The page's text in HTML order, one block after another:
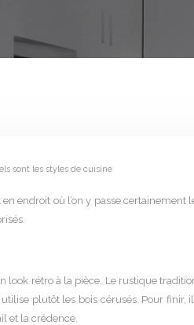
sont les styles de cuisine
en endroit où l’on y passe
look rétro à la pièce. Le rustique
plutôt les bois cérusés. Pour
et la crédence.